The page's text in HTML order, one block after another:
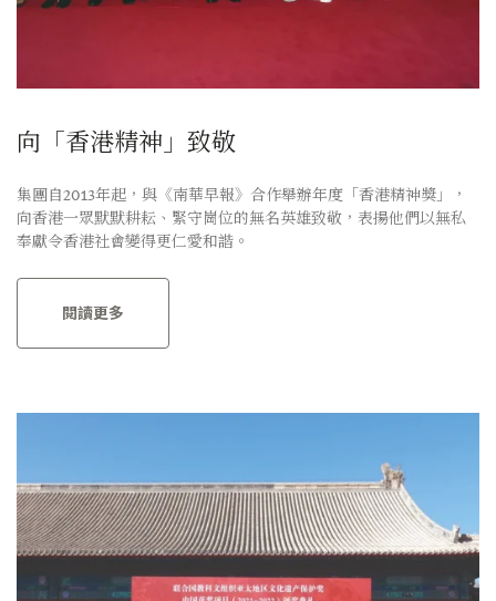
向「香港精神」致敬
集團自2013年起，與《南華早報》合作舉辦年度「香港精神獎」，
向香港一眾默默耕耘、緊守崗位的無名英雄致敬，表揚他們以無私
奉獻令香港社會變得更仁愛和諧。
閱讀更多